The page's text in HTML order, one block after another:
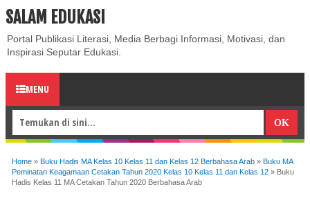
ABOUT CONTACT US
SALAM EDUKASI
Portal Publikasi Literasi, Media Berbagi Informasi, Motivasi, dan
Inspirasi Seputar Edukasi.
MENU
Home » Buku Hadis MA Kelas 10 Kelas 11 dan Kelas 12 Berbahasa Arab » Buku MA
Peminatan Keagamaan Cetakan Tahun 2020 Kelas 10 Kelas 11 dan Kelas 12 » Buku
Hadis Kelas 11 MA Cetakan Tahun 2020 Berbahasa Arab